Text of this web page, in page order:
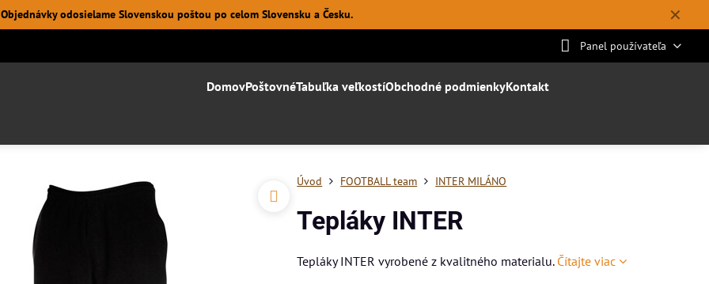
✕
Objednávky odosielame Slovenskou poštou po celom Slovensku a Česku.
Panel používateľa
DomovPoštovnéTabuľka veľkostíObchodné podmienkyKontakt
Úvod FOOTBALL team INTER MILÁNO
Tepláky INTER
Tepláky INTER vyrobené z kvalitného materialu. Čítajte viac